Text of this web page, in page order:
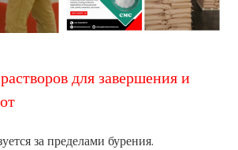
для завершения и
за пределами бурения.